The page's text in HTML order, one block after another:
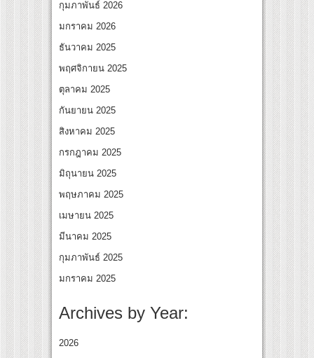
กุมภาพันธ์ 2026
มกราคม 2026
ธันวาคม 2025
พฤศจิกายน 2025
ตุลาคม 2025
กันยายน 2025
สิงหาคม 2025
กรกฎาคม 2025
มิถุนายน 2025
พฤษภาคม 2025
เมษายน 2025
มีนาคม 2025
กุมภาพันธ์ 2025
มกราคม 2025
Archives by Year:
2026